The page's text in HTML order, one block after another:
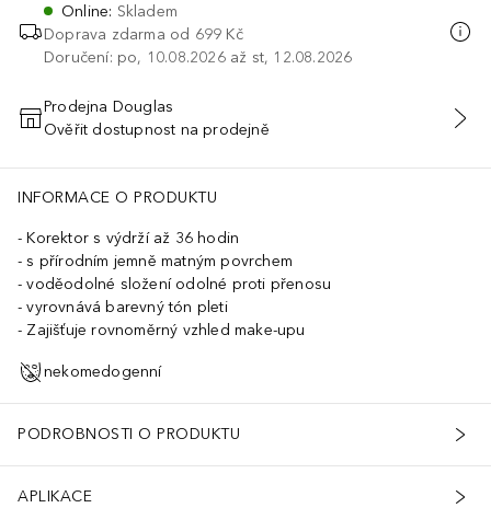
Online: Skladem
Doprava zdarma od 699 Kč
Doručení: po, 10.08.2026 až st, 12.08.2026
PŘIDAT DO KOŠÍKU
Prodejna Douglas
Ověřit dostupnost na prodejně
INFORMACE O PRODUKTU
Korektor s výdrží až 36 hodin
s přírodním jemně matným povrchem
voděodolné složení odolné proti přenosu
vyrovnává barevný tón pleti
Zajišťuje rovnoměrný vzhled make-upu
nekomedogenní
PODROBNOSTI O PRODUKTU
APLIKACE